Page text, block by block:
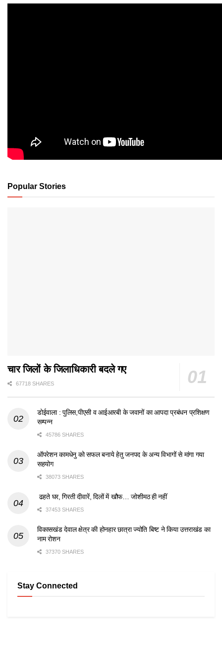
Popular Stories
चार जिलों के जिलाधिकारी बदले गए
67718 SHARES
डोईवाला : पुलिस,पीएसी व आईआरबी के जवानों का आपदा प्रबंधन प्रशिक्षण
सम्पन्न
45786 SHARES
ऑपरेशन कामधेनु को सफल बनाये हेतु जनपद के अन्य विभागों से मांगा गया
सहयोग
38073 SHARES
ढहते घर, गिरती दीवारें, दिलों में खौफ… जोशीमठ ही नहीं
37453 SHARES
विकासखंड देवाल क्षेत्र की होनहार छात्रा ज्योति बिष्ट ने किया उत्तराखंड का
नाम रोशन
37370 SHARES
Stay Connected